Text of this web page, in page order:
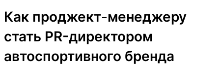
Как проджект-менеджеру
стать PR-директором
автоспортивного бренда